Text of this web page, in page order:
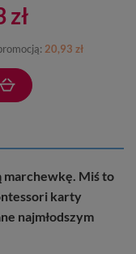
zł
20,93 zł
marchewkę. Miś to
karty
najmłodszym